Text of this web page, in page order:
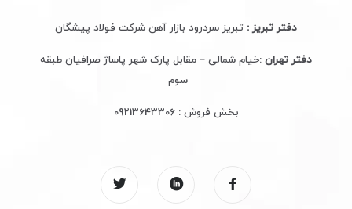
:خیام شمالی – مقابل پارک شهر پاساژ صرافیان طبقه